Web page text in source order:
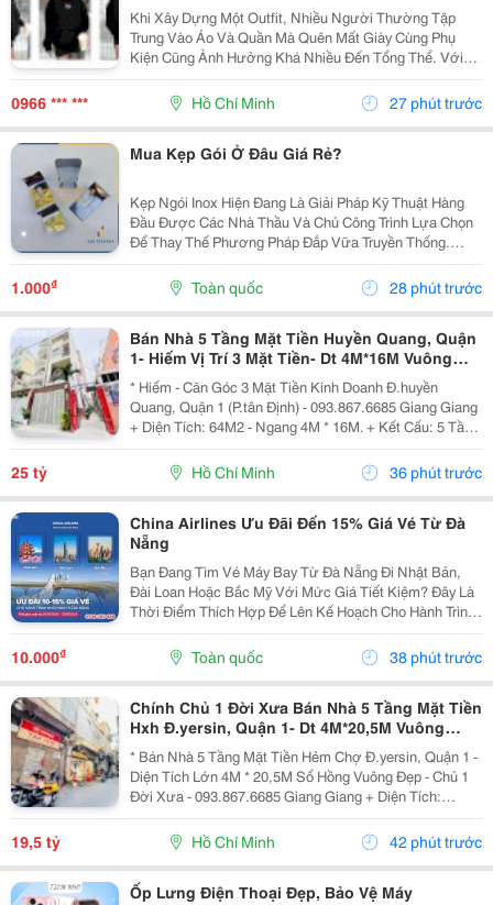
Khi Xây Dựng Một Outfit, Nhiều Người Thường Tập
Trung Vào Áo Và Quần Mà Quên Mất Giày Cùng Phụ
Kiện Cũng Ảnh Hưởng Khá Nhiều Đến Tổng Thể. Với
Nam Da Ngăm, Lựa Chọn Đúng Những Chi Tiết Này Có
Thể Giúp Trang Phục Trông Cân Bằng, Chỉn Chu Và Thể
0966 *** *** Hồ Chí Minh 27 phút trước
Mua Kẹp Gói Ở Đâu Giá Rẻ?
Kẹp Ngói Inox Hiện Đang Là Giải Pháp Kỹ Thuật Hàng
Đầu Được Các Nhà Thầu Và Chủ Công Trình Lựa Chọn
Để Thay Thế Phương Pháp Đắp Vữa Truyền Thống.
Trong Thi Công Mái Ngói Hiện Đại, Hệ Thống Mái Không
Chỉ Cần Đẹp Mà Phải Đảm Bảo Độ Bền Tuyệt Đối
Trước...
1.000₫ Toàn quốc 28 phút trước
Bán Nhà 5 Tầng Mặt Tiền Huyền Quang, Quận
1- Hiếm Vị Trí 3 Mặt Tiền- Dt 4M*16M Vuông
Đẹp- Chính Chủ Giang Giang Xem Nhà
* Hiếm - Căn Góc 3 Mặt Tiền Kinh Doanh Đ.huyền
Quang, Quận 1 (P.tân Định) - 093.867.6685 Giang Giang
+ Diện Tích: 64M2 - Ngang 4M * 16M. + Kết Cấu: 5 Tầng
Mới Btct - Sân Thượng - 5Pn. + Sổ Hồng Vuông Đẹp -
Hoàn Công Chuẩn. + Chủ Chào: 25T. *...
25 tỷ Hồ Chí Minh 36 phút trước
China Airlines Ưu Đãi Đến 15% Giá Vé Từ Đà
Nẵng
Bạn Đang Tìm Vé Máy Bay Từ Đà Nẵng Đi Nhật Bản,
Đài Loan Hoặc Bắc Mỹ Với Mức Giá Tiết Kiệm? Đây Là
Thời Điểm Thích Hợp Để Lên Kế Hoạch Cho Hành Trình
Cuối Năm Và Đầu Năm 2027. China Airlines Ưu Đãi Đến
15% Giá Vé Từ Đà Nẵng Cho Nhiều Điểm Đến Quốc
10.000₫ Toàn quốc 38 phút trước
Chính Chủ 1 Đời Xưa Bán Nhà 5 Tầng Mặt Tiền
Hxh Đ.yersin, Quận 1- Dt 4M*20,5M Vuông
Đẹp- Giá Tốt Chỉ 19,5T- Nh Định Giá 19T- Khai
Thác Dòng
* Bán Nhà 5 Tầng Mặt Tiền Hẻm Chợ Đ.yersin, Quận 1 -
Diện Tích Lớn 4M * 20,5M Sổ Hồng Vuông Đẹp - Chủ 1
Đời Xưa - 093.867.6685 Giang Giang + Diện Tích:
80M2. + Kết Cấu: 5 Tầng Btct - 6Pn - 6 Wc. + Ngay Chợ
Bến Thành &Amp; Chợ Dân Sinh - Khu Vực...
19,5 tỷ Hồ Chí Minh 42 phút trước
Ốp Lưng Điện Thoại Đẹp, Bảo Vệ Máy